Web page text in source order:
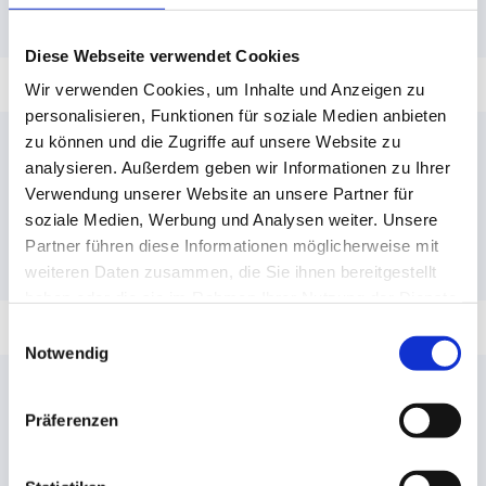
Diese Webseite verwendet Cookies
Wir verwenden Cookies, um Inhalte und Anzeigen zu
personalisieren, Funktionen für soziale Medien anbieten
zu können und die Zugriffe auf unsere Website zu
analysieren. Außerdem geben wir Informationen zu Ihrer
Verwendung unserer Website an unsere Partner für
soziale Medien, Werbung und Analysen weiter. Unsere
Partner führen diese Informationen möglicherweise mit
weiteren Daten zusammen, die Sie ihnen bereitgestellt
Notwendig
Präferenzen
Rahmen unseres professionellen
Unsere Experten führen per Videocall eine
umfassende Analyse Ihres Umzugsguts durch
und beraten Sie zur idealen Transportlösung.
Kontaktieren Sie uns für eine unverbindliche
Beratung!
DACHSER & KOLB organisiert Ihren Luftfracht-
Transport zuverlässig und termingerecht – schnell,
transparent und unkompliziert. Kontaktieren Sie uns
für eine unverbindliche Beratung!
Wir sind für Sie da